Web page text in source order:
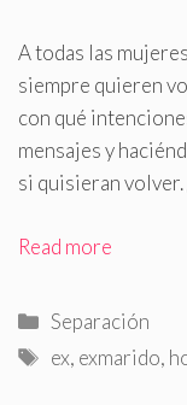
A todas las
siempre quieren
con qué
mensajes y
si quisieran volver.
Read more
Categorías
Separación
Etiquetas
ex, exmarido,